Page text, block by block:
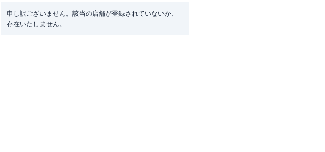
申し訳ございません。該当の店舗が登録されていないか、
存在いたしません。